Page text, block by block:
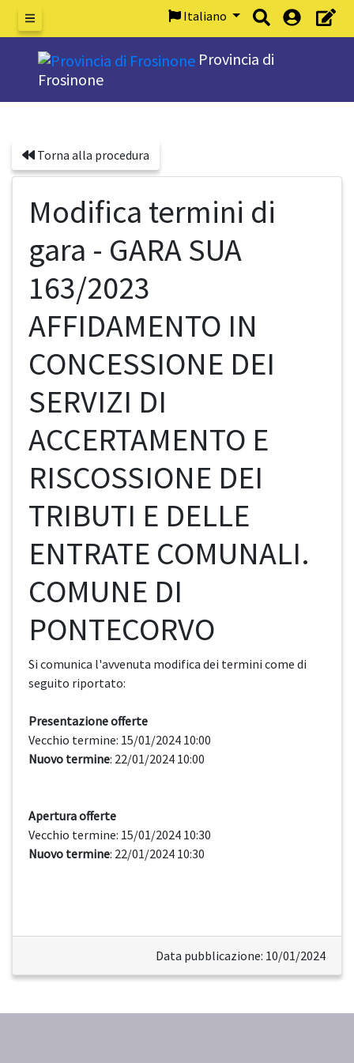
Menu
Italiano
Provincia di
Frosinone
Torna alla procedura
Modifica termini di
gara - GARA SUA
163/2023
AFFIDAMENTO IN
CONCESSIONE DEI
SERVIZI DI
ACCERTAMENTO E
RISCOSSIONE DEI
TRIBUTI E DELLE
ENTRATE COMUNALI.
COMUNE DI
PONTECORVO
Si comunica l'avvenuta modifica dei termini come di
seguito riportato:
Presentazione offerte
Vecchio termine: 15/01/2024 10:00
Nuovo termine: 22/01/2024 10:00
Apertura offerte
Vecchio termine: 15/01/2024 10:30
Nuovo termine: 22/01/2024 10:30
Data pubblicazione: 10/01/2024